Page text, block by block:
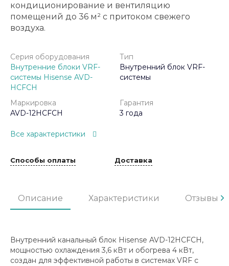
кондиционирование и вентиляцию
помещений до 36 м² с притоком свежего
воздуха.
Серия оборудования
Внутренние блоки VRF-
системы Hisense AVD-
HCFCH
Тип
Внутренний блок VRF-
системы
Маркировка
AVD-12HCFCH
Гарантия
3 года
Все характеристики
Способы оплаты Доставка
Описание Характеристики Отзывы
Внутренний канальный блок Hisense AVD-12HCFCH,
мощностью охлаждения 3,6 кВт и обогрева 4 кВт,
создан для эффективной работы в системах VRF с